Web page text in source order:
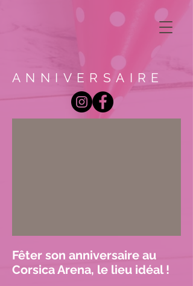
ANNIVERSAIRE
Fêter son anniversaire au
Corsica Arena, le lieu idéal !